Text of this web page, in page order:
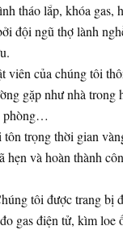
tháo lắp, khóa gas,
đội ngũ thợ lành
viên của chúng tôi
gặp như nhà trong
phòng…
trọng thời gian
và hoàn thành
tôi được trang bị
gas điện tử, kìm loe